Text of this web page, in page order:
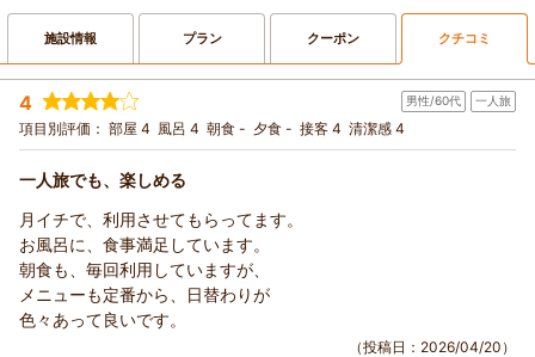
施設情報 プラン クーポン クチコミ
4 男性/60代 一人旅
項目別評価： 部屋 4 風呂 4 朝食 - 夕食 - 接客 4 清潔感 4
一人旅でも、楽しめる
月イチで、利用させてもらってます。
お風呂に、食事満足しています。
朝食も、毎回利用していますが、
メニューも定番から、日替わりが
色々あって良いです。
（投稿日：2026/04/20）